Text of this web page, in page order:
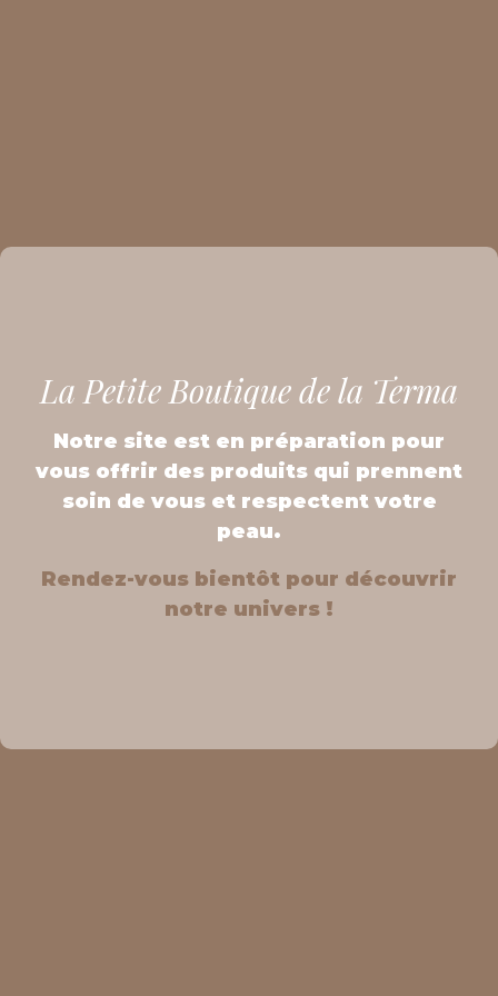
La Petite Boutique de la Terma
Notre site est en préparation pour
vous offrir des produits qui prennent
soin de vous et respectent votre
peau.
Rendez-vous bientôt pour découvrir
notre univers !